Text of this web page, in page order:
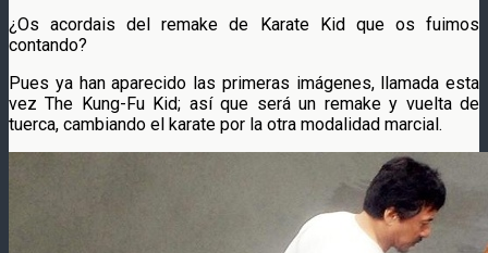
¿Os acordais del remake de Karate Kid que os fuimos
contando?
Pues ya han aparecido las primeras imágenes, llamada esta
vez The Kung-Fu Kid; así que será un remake y vuelta de
tuerca, cambiando el karate por la otra modalidad marcial.